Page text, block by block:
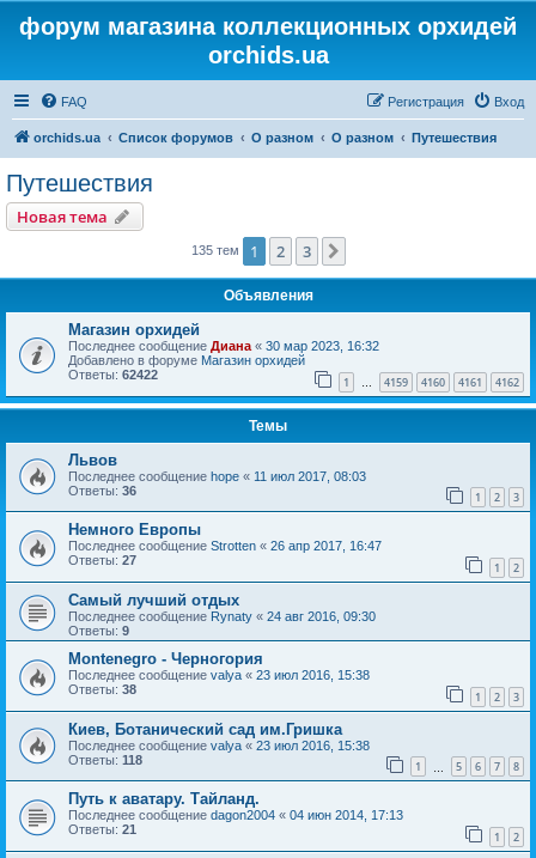
форум магазина коллекционных орхидей
orchids.ua
FAQ Вход
Регистрация
orchids.ua Список форумов О разном О разном Путешествия
Путешествия
Новая тема
135 тем 1 2 3
Объявления
Магазин орхидей
Последнее сообщение Диана « 30 мар 2023, 16:32
Добавлено в форуме Магазин орхидей
Ответы: 62422 1 … 4159 4160 4161 4162
Темы
Львов
Последнее сообщение hope « 11 июл 2017, 08:03
Ответы: 36 1 2 3
Немного Европы
Последнее сообщение Strotten « 26 апр 2017, 16:47
Ответы: 27 1 2
Самый лучший отдых
Последнее сообщение Rynaty « 24 авг 2016, 09:30
Ответы: 9
Montenegro - Черногория
Последнее сообщение valya « 23 июл 2016, 15:38
Ответы: 38 1 2 3
Киев, Ботанический сад им.Гришка
Последнее сообщение valya « 23 июл 2016, 15:38
Ответы: 118 1 5 6 7 8
Путь к аватару. Тайланд.
Последнее сообщение dagon2004 « 04 июн 2014, 17:13
Ответы: 21 1 2